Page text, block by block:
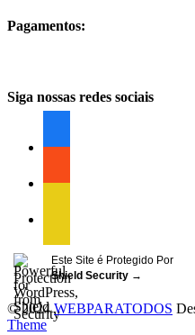
Pagamentos:
Siga nossas redes sociais
Este Site é Protegido Por
Shield Security →
© 2024WEBPARATODOS
Theme